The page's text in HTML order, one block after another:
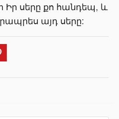
սերը քո հանդեպ, և
այդ սերը: